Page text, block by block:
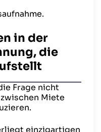
in der
die
Frage nicht
Miete
einzigartigen